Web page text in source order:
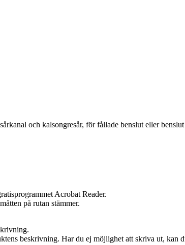
och kalsongresår, för fållade benslut eller
Acrobat Reader.
på rutan stämmer.
beskrivning. Har du ej möjlighet att skriva ut, kan